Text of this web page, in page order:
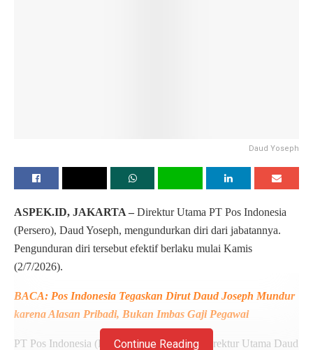
Daud Yoseph
ASPEK.ID, JAKARTA – Direktur Utama PT Pos Indonesia
(Persero), Daud Yoseph, mengundurkan diri dari jabatannya.
Pengunduran diri tersebut efektif berlaku mulai Kamis
(2/7/2026).
BACA: Pos Indonesia Tegaskan Dirut Daud Joseph Mundur
karena Alasan Pribadi, Bukan Imbas Gaji Pegawai
PT Pos Indonesia (Persero) membenarkan Direktur Utama Daud
Continue Reading